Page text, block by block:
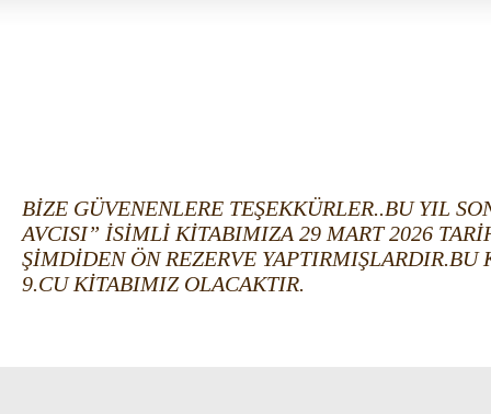
BİZE GÜVENENLERE TEŞEKKÜRLER..BU YIL
AVCISI” İSİMLİ KİTABIMIZA 29 MART 2026
ŞİMDİDEN ÖN REZERVE YAPTIRMIŞLARDIR.BU
9.CU KİTABIMIZ OLACAKTIR.